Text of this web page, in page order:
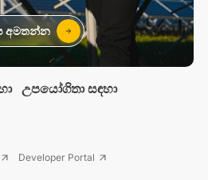
උපයෝගිතා සඳහා
Developer Portal
අමතන්න